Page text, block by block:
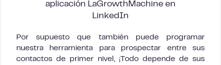
aplicación LaGrowthMachine en
LinkedIn
Por supuesto que también puede programar
nuestra herramienta para prospectar entre sus
contactos de primer nivel, ¡Todo depende de sus